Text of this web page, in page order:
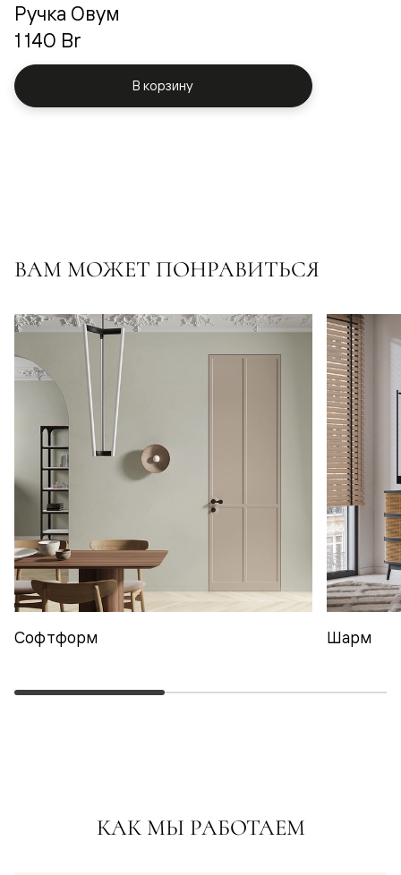
Ручка Овум
1 140 Br
В корзину
ВАМ МОЖЕТ ПОНРАВИТЬСЯ
Софтформ Шарм
КАК МЫ РАБОТАЕМ